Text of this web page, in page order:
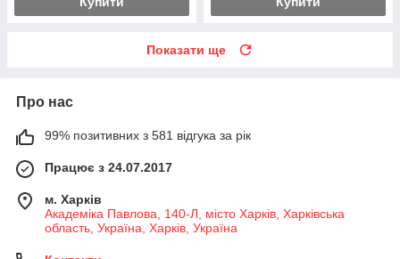
Показати ще
Про нас
99% позитивних з 581 відгука за рік
Працює з 24.07.2017
м. Харків
Академіка Павлова, 140-Л, місто Харків, Харківська
область, Україна, Харків, Україна